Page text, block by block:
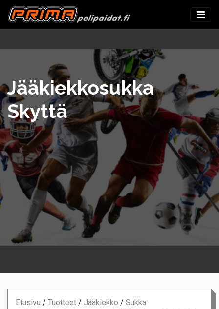
Jääkiekkosukka
Skyttä
Etusivu / Tuotteet / Jääkiekko / Sukka